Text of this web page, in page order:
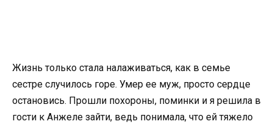
Жизнь только стала налаживаться, как в семье
сестре случилось горе. Умер ее муж, просто сердце
остановись. Прошли похороны, поминки и я решила в
гости к Анжеле зайти, ведь понимала, что ей тяжело